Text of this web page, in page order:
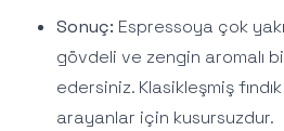
Sonuç: Espressoya çok
gövdeli ve zengin aromalı
edersiniz. Klasikleşmiş
arayanlar için kusursuzdur.